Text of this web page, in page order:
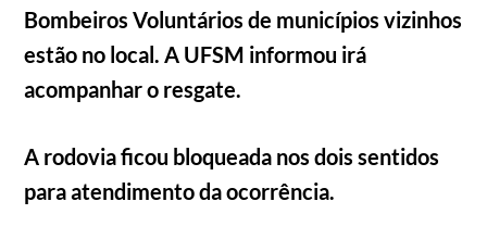
Bombeiros Voluntários de municípios vizinhos
estão no local. A UFSM informou irá
acompanhar o resgate.
A rodovia ficou bloqueada nos dois sentidos
para atendimento da ocorrência.